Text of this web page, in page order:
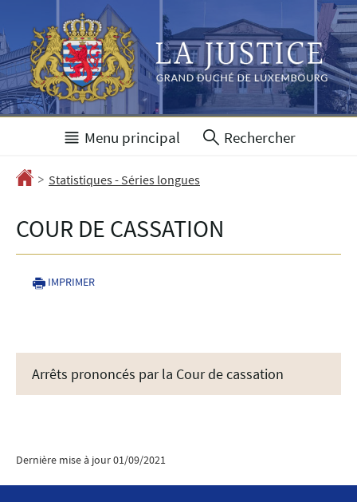
à
la
navigation
au
contenu
Menu principal Rechercher
Accueil
> Statistiques - Séries longues
COUR DE CASSATION
IMPRIMER
Arrêts prononcés par la Cour de cassation
Dernière mise à jour01/09/2021